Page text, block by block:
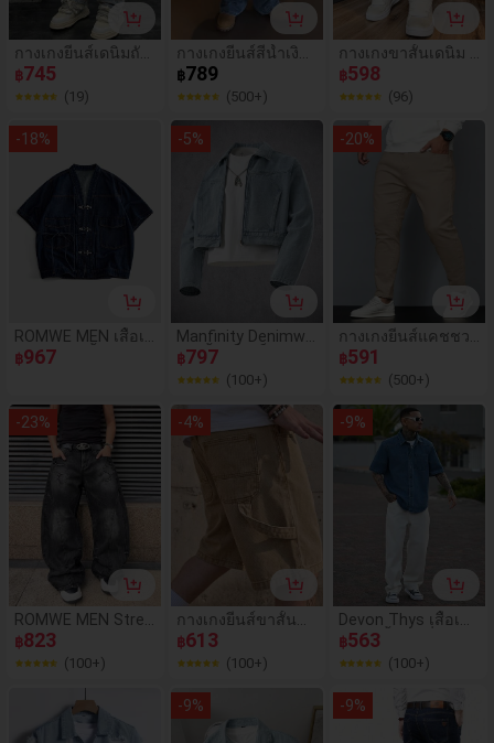
กางเกงยีนส์เดนิมถัก
โครเชต์ส่วนบุคคล
สำหรับผู้ชายไซส์ให
ญ่
฿745
(19)
กางเกงยีนส์สีน้ำเงิน
ฟอกวินเทจสำหรับผู้
ชาย, กางเกงยีนส์ขา
ยาวทรงหลวมสไตล์อ
เมริกันสตรีทแวร์ใส่ไ
ด้ทุกฤดู
฿789
(500+)
กางเกงขาสั้นเดนิม ก
างเกงเบอร์มิวด้า กา
งเกงฤดูร้อน กางเกง
ขาสั้นเดนิมไม่ยืด กา
งเกงขาสั้นขาตรง กา
งเกงเบอร์มิวด้า กางเ
กงความยาวปานกลา
฿598
(96)
-18%
ROMWE MEN เสื้อเชิ้
ตยีนส์แขนสั้นผู้ชาย
ดีไซน์หัวเข็มขัดเครื่อ
ระเป๋า
฿967
-5%
Manfinity Denimwa
ve เสื้อแจ็คเก็ตยีนส์
ลำลองแขนยาวทรงไ
หล่ตกสีฟ้าอ่อนสำหรั
บผู้ชาย
฿797
(100+)
-20%
กางเกงยีนส์แคชชวล
ทรงเดฟว์ขนาดพิเศษ
สำหรับผู้ชาย สีพื้นเรี
ยบ, กางเกงยีนส์ลอก
คาร์โก้สีกากีเข้ารูปท
รงวินเทจสำหรับวันห
ยุด กางเกงยีนส์สีอ่อ
น สำหรับของขวัญส
ามี แฟน
฿591
(500+)
-23%
ROMWE MEN Stree
t Life กางเกงยีนส์ทร
งหลวมปักลายสำหรับ
ผู้ชาย
฿823
(100+)
-4%
กางเกงยีนส์ขาสั้นลำ
ลองสำหรับผู้ชาย, กา
งเกงขาสั้นเบอร์มิวด
าทรงหลวมสีฟ้าอ่อน
สไตล์อเมริกันวินเทจ
สำหรับฤดูร้อน
฿613
(100+)
-9%
Devon Thys เสื้อเชิ้
ตแขนสั้นเอวยี่นส์ธร
รมดาผู้ชาย
฿563
(100+)
-9% -9%